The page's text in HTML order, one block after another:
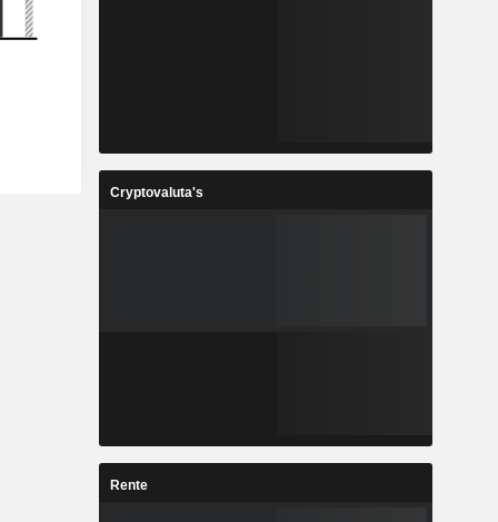
Cryptovaluta's
Rente